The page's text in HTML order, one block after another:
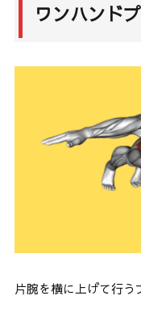
ワンハンド
片腕を横に上げて行う